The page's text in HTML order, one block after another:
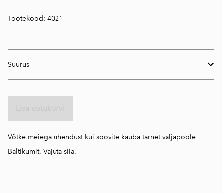
Tootekood: 4021
Suurus
Võtke meiega ühendust kui soovite kauba tarnet väljapoole
Baltikumit. Vajuta siia.